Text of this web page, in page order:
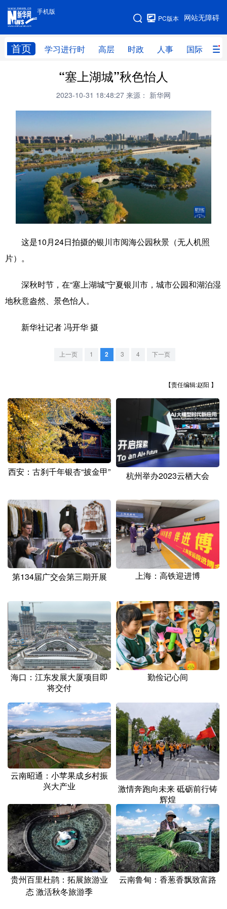
手机版
网站无障碍
PC版本
首页 学习进行时 高层 时政 人事 国际 财
手机版
网站地图
高层 时政
财经 网评
科技 科创 量子 体育
文化 书画 健康 军事
访谈 视频 图片 政务
中央文件
食品 人居 信息化 数字经济
学术中国 乡村振兴 银龄 溯源中国
彩票 娱乐 时尚 悦读
文化产业
辽宁 吉林 江苏
浙江 安徽 江西
山东 河南 湖北 湖南
广东 广西 海南 重庆
四川 贵州 云南 西藏
陕西 甘肃 青海 宁夏
新疆 内蒙古 黑龙江
多语种频道
English Español Français عربى
Русский язык 日本語 한국어
Deutsch Português
“塞上湖城”秋色怡人
2023-10-31 18:48:27 来源： 新华网
这是10月24日拍摄的银川市阅海公园秋景（无人机照
片）。
深秋时节，在“塞上湖城”宁夏银川市，城市公园和湖泊湿
地秋意盎然、景色怡人。
新华社记者 冯开华 摄
上一页 1 2 3 4 下一页
【责任编辑:赵阳 】
西安：古刹千年银杏“披金甲”
杭州举办2023云栖大会
第134届广交会第三期开展 上海：高铁迎进博
海口：江东发展大厦项目即
将交付
勤俭记心间
云南昭通：小苹果成乡村振
兴大产业
激情奔跑向未来 砥砺前行铸
辉煌
贵州百里杜鹃：拓展旅游业
态 激活秋冬旅游季
云南鲁甸：香葱香飘致富路